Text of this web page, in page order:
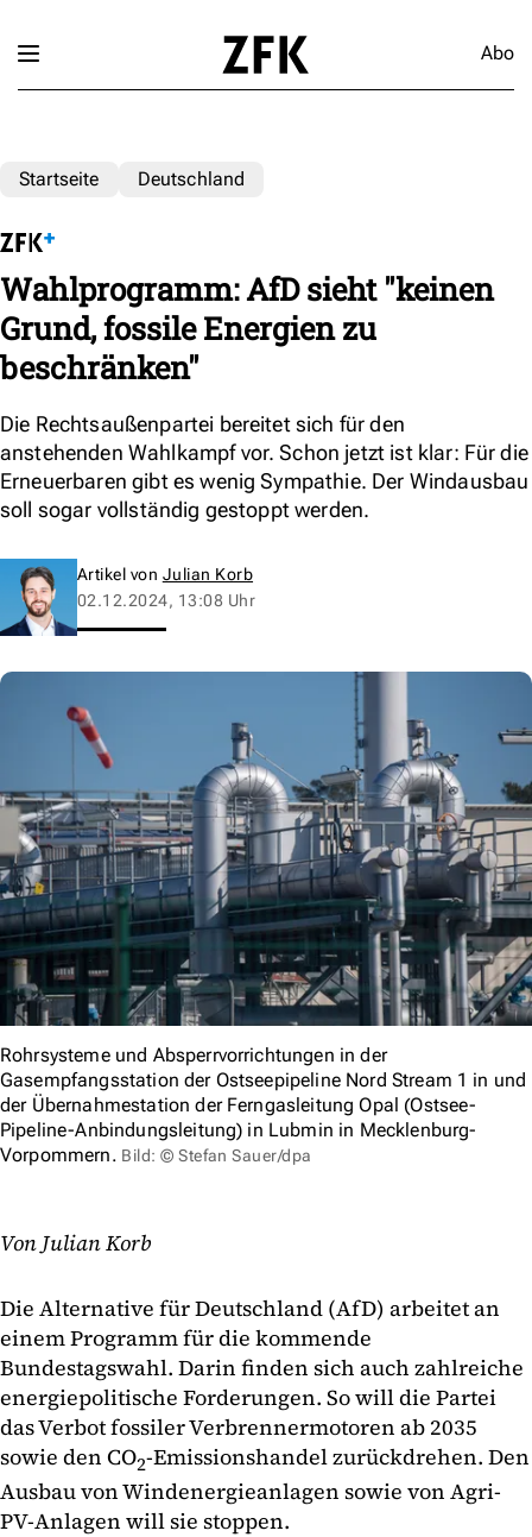
Abo
Startseite Deutschland
Wahlprogramm: AfD sieht "keinen
Grund, fossile Energien zu
beschränken"
Die Rechtsaußenpartei bereitet sich für den
anstehenden Wahlkampf vor. Schon jetzt ist klar: Für die
Erneuerbaren gibt es wenig Sympathie. Der Windausbau
soll sogar vollständig gestoppt werden.
Artikel von Julian Korb
02.12.2024, 13:08 Uhr
Rohrsysteme und Absperrvorrichtungen in der
Gasempfangsstation der Ostseepipeline Nord Stream 1 in und
der Übernahmestation der Ferngasleitung Opal (Ostsee-
Pipeline-Anbindungsleitung) in Lubmin in Mecklenburg-
Vorpommern. Bild: © Stefan Sauer/dpa
Von Julian Korb
Die Alternative für Deutschland (AfD) arbeitet an
einem Programm für die kommende
Bundestagswahl. Darin finden sich auch zahlreiche
energiepolitische Forderungen. So will die Partei
das Verbot fossiler Verbrennermotoren ab 2035
sowie den CO2-Emissionshandel zurückdrehen. Den
Ausbau von Windenergieanlagen sowie von Agri-
PV-Anlagen will sie stoppen.